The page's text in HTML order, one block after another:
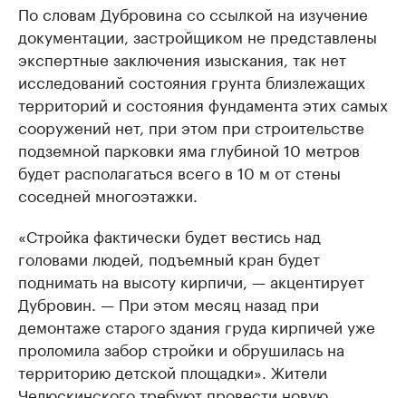
По словам Дубровина со ссылкой на изучение
документации, застройщиком не представлены
экспертные заключения изыскания, так нет
исследований состояния грунта близлежащих
территорий и состояния фундамента этих самых
сооружений нет, при этом при строительстве
подземной парковки яма глубиной 10 метров
будет располагаться всего в 10 м от стены
соседней многоэтажки.
«Стройка фактически будет вестись над
головами людей, подъемный кран будет
поднимать на высоту кирпичи, — акцентирует
Дубровин. — При этом месяц назад при
демонтаже старого здания груда кирпичей уже
проломила забор стройки и обрушилась на
территорию детской площадки». Жители